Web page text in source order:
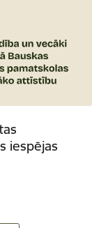
iespējas